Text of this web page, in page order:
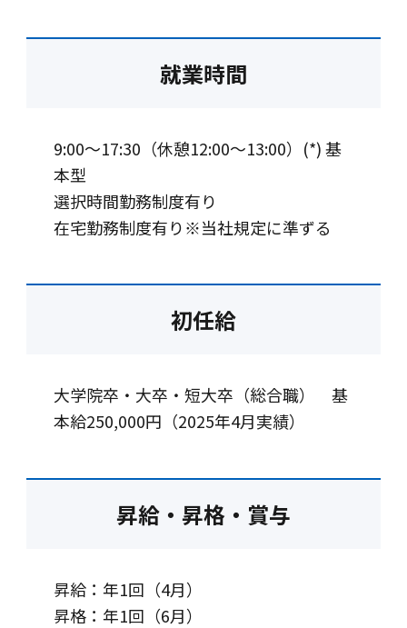
就業時間
9:00～17:30（休憩12:00～13:00）(*) 基
本型
選択時間勤務制度有り
在宅勤務制度有り※当社規定に準ずる
初任給
大学院卒・大卒・短大卒（総合職） 基
本給250,000円（2025年4月実績）
昇給・昇格・賞与
昇給：年1回（4月）
昇格：年1回（6月）